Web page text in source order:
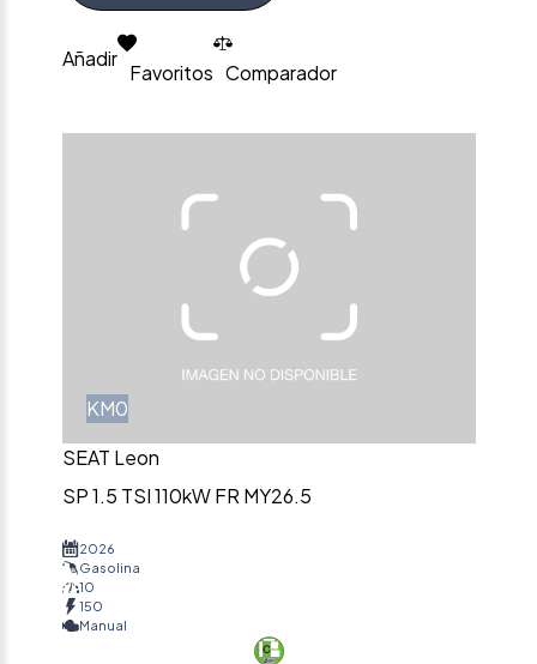
Añadir
Favoritos Comparador
KM0
SEAT Leon
SP 1.5 TSI 110kW FR MY26.5
2026
Gasolina
10
150
Manual